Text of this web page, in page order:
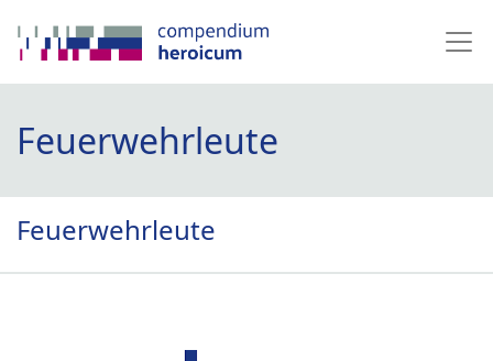
Feuerwehrleute
Feuerwehrleute